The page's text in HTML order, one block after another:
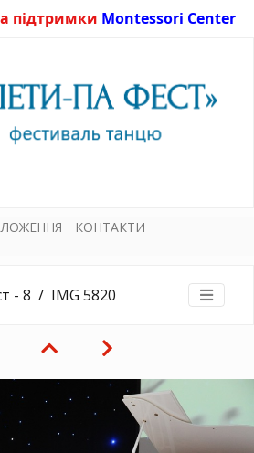
підтримки Montessori Center
КОНТАКТИ
- 8 IMG 5820